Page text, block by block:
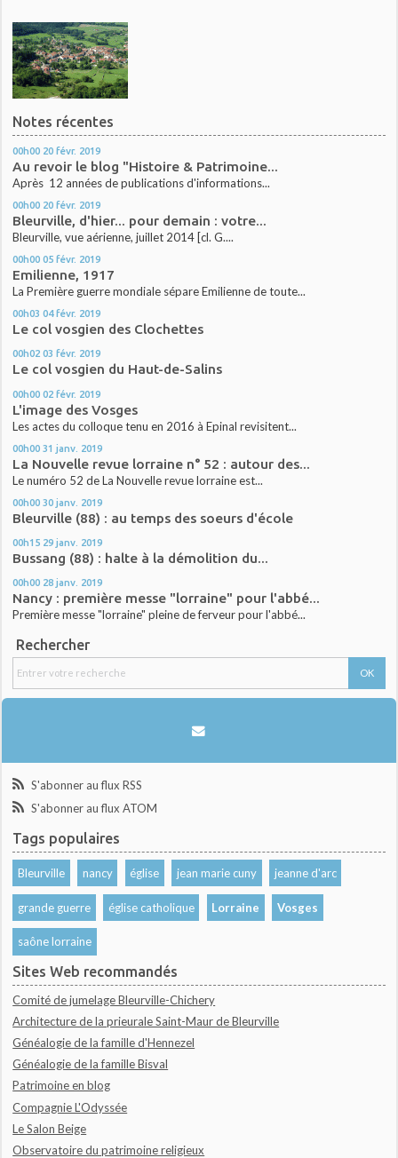
Notes récentes
00h00 20 févr. 2019
Au revoir le blog "Histoire & Patrimoine...
Après 12 années de publications d'informations...
00h00 20 févr. 2019
Bleurville, d'hier... pour demain : votre...
Bleurville, vue aérienne, juillet 2014 [cl. G....
00h00 05 févr. 2019
Emilienne, 1917
La Première guerre mondiale sépare Emilienne de toute...
00h03 04 févr. 2019
Le col vosgien des Clochettes
00h02 03 févr. 2019
Le col vosgien du Haut-de-Salins
00h00 02 févr. 2019
L'image des Vosges
Les actes du colloque tenu en 2016 à Epinal revisitent...
00h00 31 janv. 2019
La Nouvelle revue lorraine n° 52 : autour des...
Le numéro 52 de La Nouvelle revue lorraine est...
00h00 30 janv. 2019
Bleurville (88) : au temps des soeurs d'école
00h15 29 janv. 2019
Bussang (88) : halte à la démolition du...
00h00 28 janv. 2019
Nancy : première messe "lorraine" pour l'abbé...
Première messe "lorraine" pleine de ferveur pour l'abbé...
Rechercher
S'abonner au flux RSS
S'abonner au flux ATOM
Tags populaires
Bleurville nancy église jean marie cuny jeanne d'arc
grande guerre église catholique Lorraine Vosges
saône lorraine
Sites Web recommandés
Comité de jumelage Bleurville-Chichery
Architecture de la prieurale Saint-Maur de Bleurville
Généalogie de la famille d'Hennezel
Généalogie de la famille Bisval
Patrimoine en blog
Compagnie L'Odyssée
Le Salon Beige
Observatoire du patrimoine religieux